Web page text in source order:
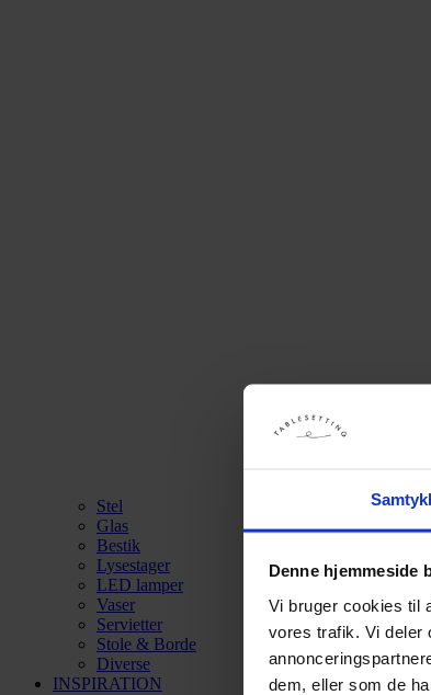
Denne hjemmeside
Vi bruger cookies til
vores trafik. Vi deler
dem, eller som de
Stel
Glas
Bestik
Lysestager
LED lamper
Vaser
Servietter
Stole & Borde
Diverse
INSPIRATION